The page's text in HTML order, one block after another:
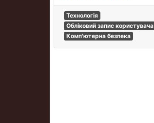
Технологія
Обліковий запис користувача
Комп'ютерна безпека